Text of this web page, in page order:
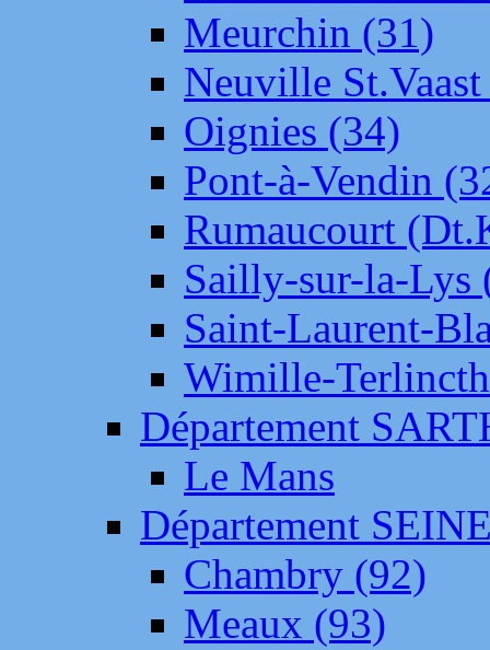
Meurchin (31)
Neuville
Oignies (34)
Pont-à-Vendin
Rumaucourt
Sailly-sur-la-Lys
Saint-Laurent-
Wimille-
Département
Le Mans
Département
Chambry (92)
Meaux (93)